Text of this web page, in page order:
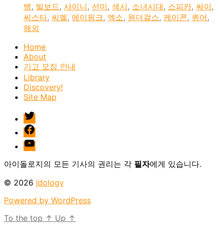
뱅 , 빌보드 , 샤이니 , 선미 , 섹시 , 소녀시대 , 스피카, 싸이 ,
씨스타, 씨엘 , 에이핑크 , 엑소, 원더걸스, 케이콘, 퀴어 ,
해외
Home
About
기고 모집 안내
Library
Discovery!
Site Map
twitter
facebook
Youtube
아이돌로지의 모든 기사의 권리는 각 필자에게 있습니다.
© 2026 Idology
Powered by WordPress
To the top ↑ Up ↑